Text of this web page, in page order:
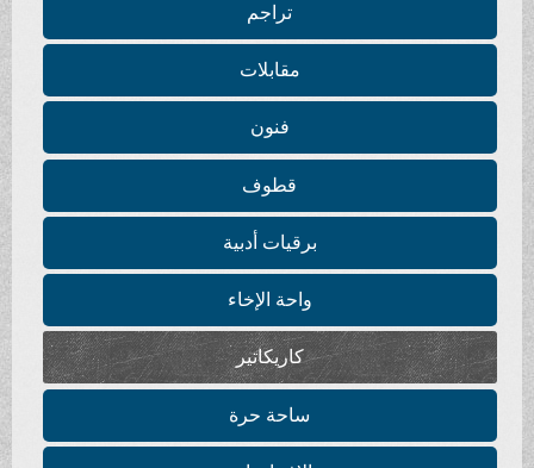
تراجم
مقابلات
فنون
قطوف
برقيات أدبية
واحة الإخاء
كاريكاتير
ساحة حرة